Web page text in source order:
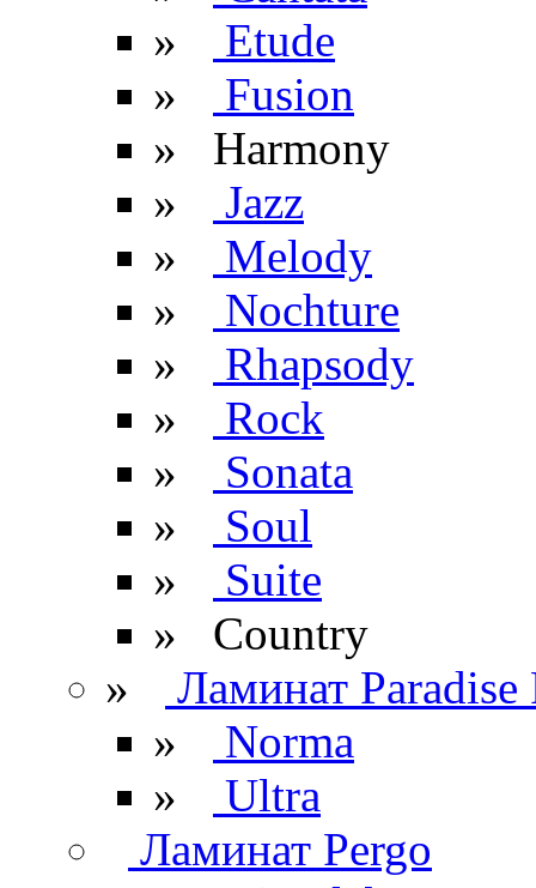
»
Etude
»
Fusion
» Harmony
»
Jazz
»
Melody
»
Nochture
»
Rhapsody
»
Rock
»
Sonata
»
Soul
»
Suite
» Сountry
»
Ламинат Paradise
»
Norma
»
Ultra
Ламинат Pergo